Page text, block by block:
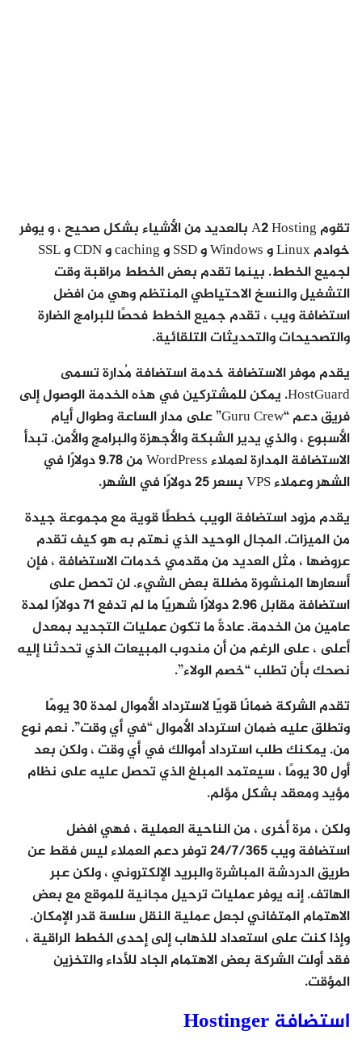
تقوم A2 Hosting بالعديد من الأشياء بشكل صحيح ، و يوفر
خوادم Linux و Windows و SSD و caching و CDN و SSL
لجميع الخطط. بينما تقدم بعض الخطط مراقبة وقت
التشغيل والنسخ الاحتياطي المنتظم وهي من افضل
استضافة ويب ، تقدم جميع الخطط فحصًا للبرامج الضارة
والتصحيحات والتحديثات التلقائية.
يقدم موفر الاستضافة خدمة استضافة مُدارة تسمى
HostGuard. يمكن للمشتركين في هذه الخدمة الوصول إلى
فريق دعم “Guru Crew” على مدار الساعة وطوال أيام
الأسبوع ، والذي يدير الشبكة والأجهزة والبرامج والأمن. تبدأ
الاستضافة المدارة لعملاء WordPress من 9.78 دولارًا في
الشهر وعملاء VPS بسعر 25 دولارًا في الشهر.
يقدم مزود استضافة الويب خططًا قوية مع مجموعة جيدة
من الميزات. المجال الوحيد الذي نهتم به هو كيف تقدم
عروضها ، مثل العديد من مقدمي خدمات الاستضافة ، فإن
أسعارها المنشورة مضللة بعض الشيء. لن تحصل على
استضافة مقابل 2.96 دولارًا شهريًا ما لم تدفع 71 دولارًا لمدة
عامين من الخدمة. عادةً ما تكون عمليات التجديد بمعدل
أعلى ، على الرغم من أن مندوب المبيعات الذي تحدثنا إليه
نصحك بأن تطلب “خصم الولاء”.
تقدم الشركة ضمانًا قويًا لاسترداد الأموال لمدة 30 يومًا
وتطلق عليه ضمان استرداد الأموال “في أي وقت”. نعم نوع
من. يمكنك طلب استرداد أموالك في أي وقت ، ولكن بعد
أول 30 يومًا ، سيعتمد المبلغ الذي تحصل عليه على نظام
مؤيد ومعقد بشكل مؤلم.
ولكن ، مرة أخرى ، من الناحية العملية ، فهي افضل
استضافة ويب 24/7/365 توفر دعم العملاء ليس فقط عن
طريق الدردشة المباشرة والبريد الإلكتروني ، ولكن عبر
الهاتف. إنه يوفر عمليات ترحيل مجانية للموقع مع بعض
الاهتمام المتفاني لجعل عملية النقل سلسة قدر الإمكان.
وإذا كنت على استعداد للذهاب إلى إحدى الخطط الراقية ،
فقد أولت الشركة بعض الاهتمام الجاد للأداء والتخزين
المؤقت.
استضافة Hostinger